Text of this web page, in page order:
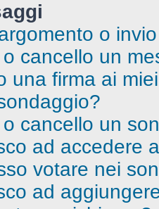
o
cancello un
una firma ai
cancello un
ad accedere
votare nei
ad